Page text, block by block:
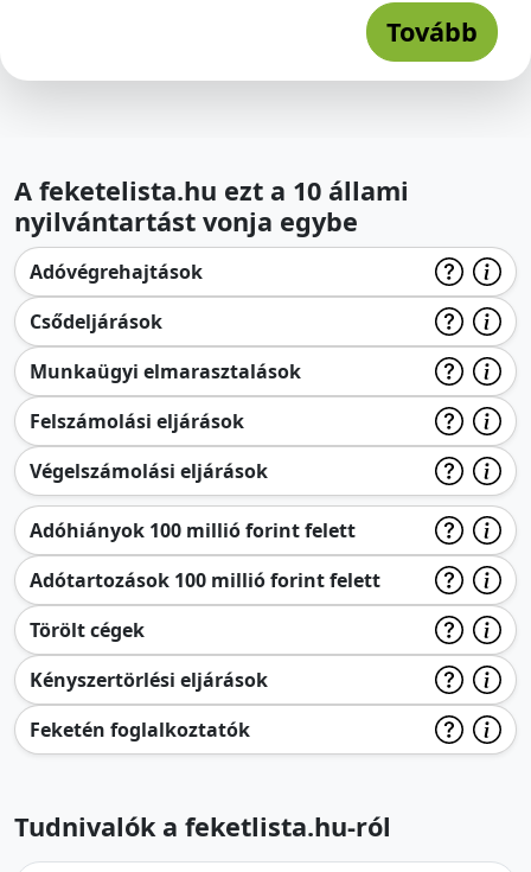
Tovább
A feketelista.hu ezt a 10 állami
nyilvántartást vonja egybe
Adóvégrehajtások
Csődeljárások
Munkaügyi elmarasztalások
Felszámolási eljárások
Végelszámolási eljárások
Adóhiányok 100 millió forint felett
Adótartozások 100 millió forint felett
Törölt cégek
Kényszertörlési eljárások
Feketén foglalkoztatók
Tudnivalók a feketlista.hu-ról